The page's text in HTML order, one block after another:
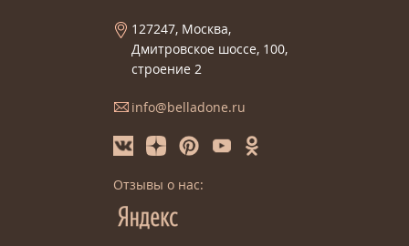
127247, Москва,
Дмитровское шоссе, 100,
строение 2
info@belladone.ru
Отзывы о нас: